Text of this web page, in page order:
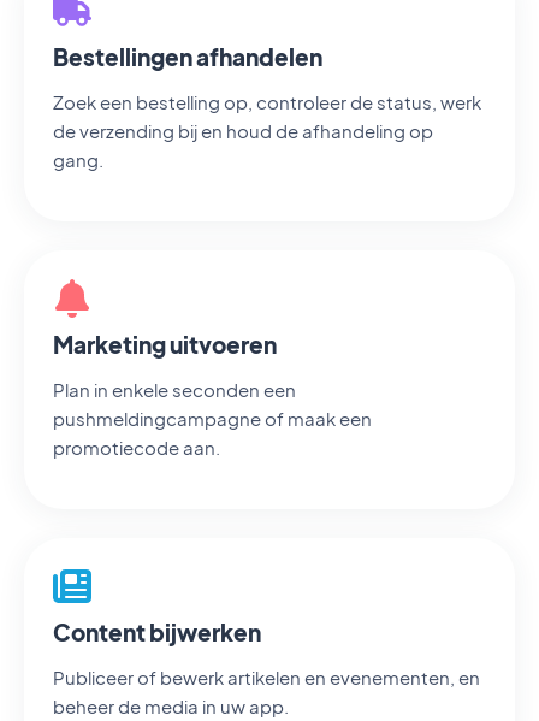
Bestellingen afhandelen
Zoek een bestelling op, controleer de status, werk
de verzending bij en houd de afhandeling op
gang.
Marketing uitvoeren
Plan in enkele seconden een
pushmeldingcampagne of maak een
promotiecode aan.
Content bijwerken
Publiceer of bewerk artikelen en evenementen, en
beheer de media in uw app.